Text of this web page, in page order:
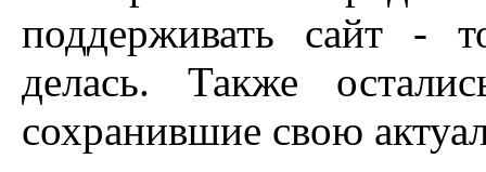
поддерживать сайт -
делась. Также
сохранившие свою